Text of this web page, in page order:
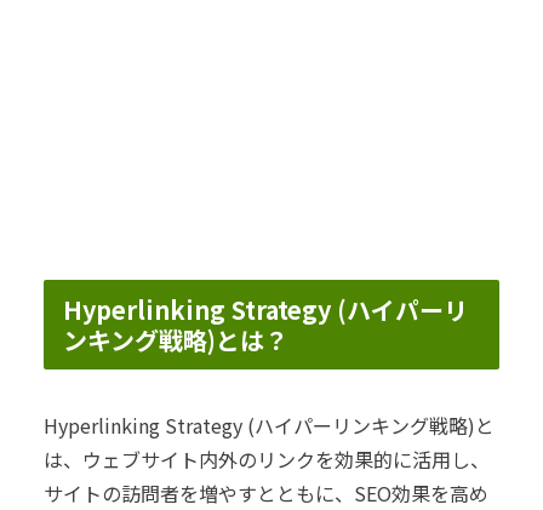
Hyperlinking Strategy (ハイパーリ
ンキング戦略)とは？
Hyperlinking Strategy (ハイパーリンキング戦略)と
は、ウェブサイト内外のリンクを効果的に活用し、
サイトの訪問者を増やすとともに、SEO効果を高め